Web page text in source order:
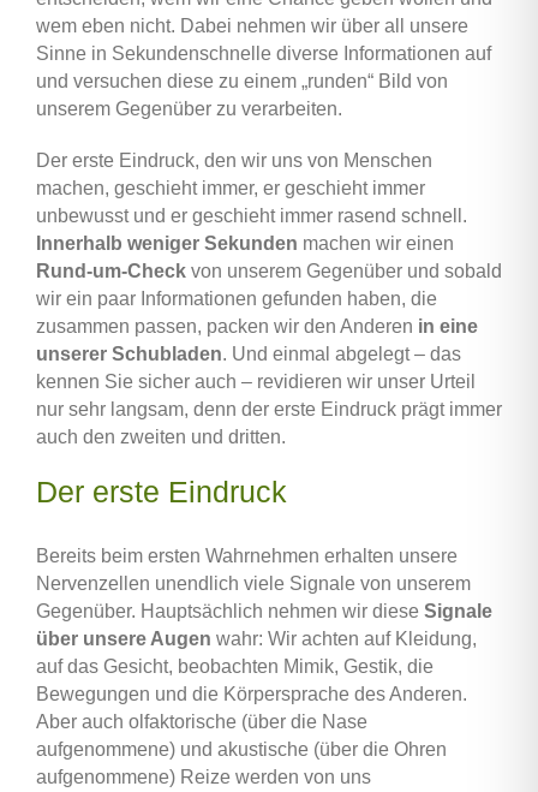
wem eben nicht. Dabei nehmen wir über all unsere
Sinne in Sekundenschnelle diverse Informationen auf
und versuchen diese zu einem „runden“ Bild von
unserem Gegenüber zu verarbeiten.
Der erste Eindruck, den wir uns von Menschen
machen, geschieht immer, er geschieht immer
unbewusst und er geschieht immer rasend schnell.
Innerhalb weniger Sekunden machen wir einen
Rund-um-Check von unserem Gegenüber und sobald
wir ein paar Informationen gefunden haben, die
zusammen passen, packen wir den Anderen in eine
unserer Schubladen. Und einmal abgelegt – das
kennen Sie sicher auch – revidieren wir unser Urteil
nur sehr langsam, denn der erste Eindruck prägt immer
auch den zweiten und dritten.
Der erste Eindruck
Bereits beim ersten Wahrnehmen erhalten unsere
Nervenzellen unendlich viele Signale von unserem
Gegenüber. Hauptsächlich nehmen wir diese Signale
über unsere Augen wahr: Wir achten auf Kleidung,
auf das Gesicht, beobachten Mimik, Gestik, die
Bewegungen und die Körpersprache des Anderen.
Aber auch olfaktorische (über die Nase
aufgenommene) und akustische (über die Ohren
aufgenommene) Reize werden von uns